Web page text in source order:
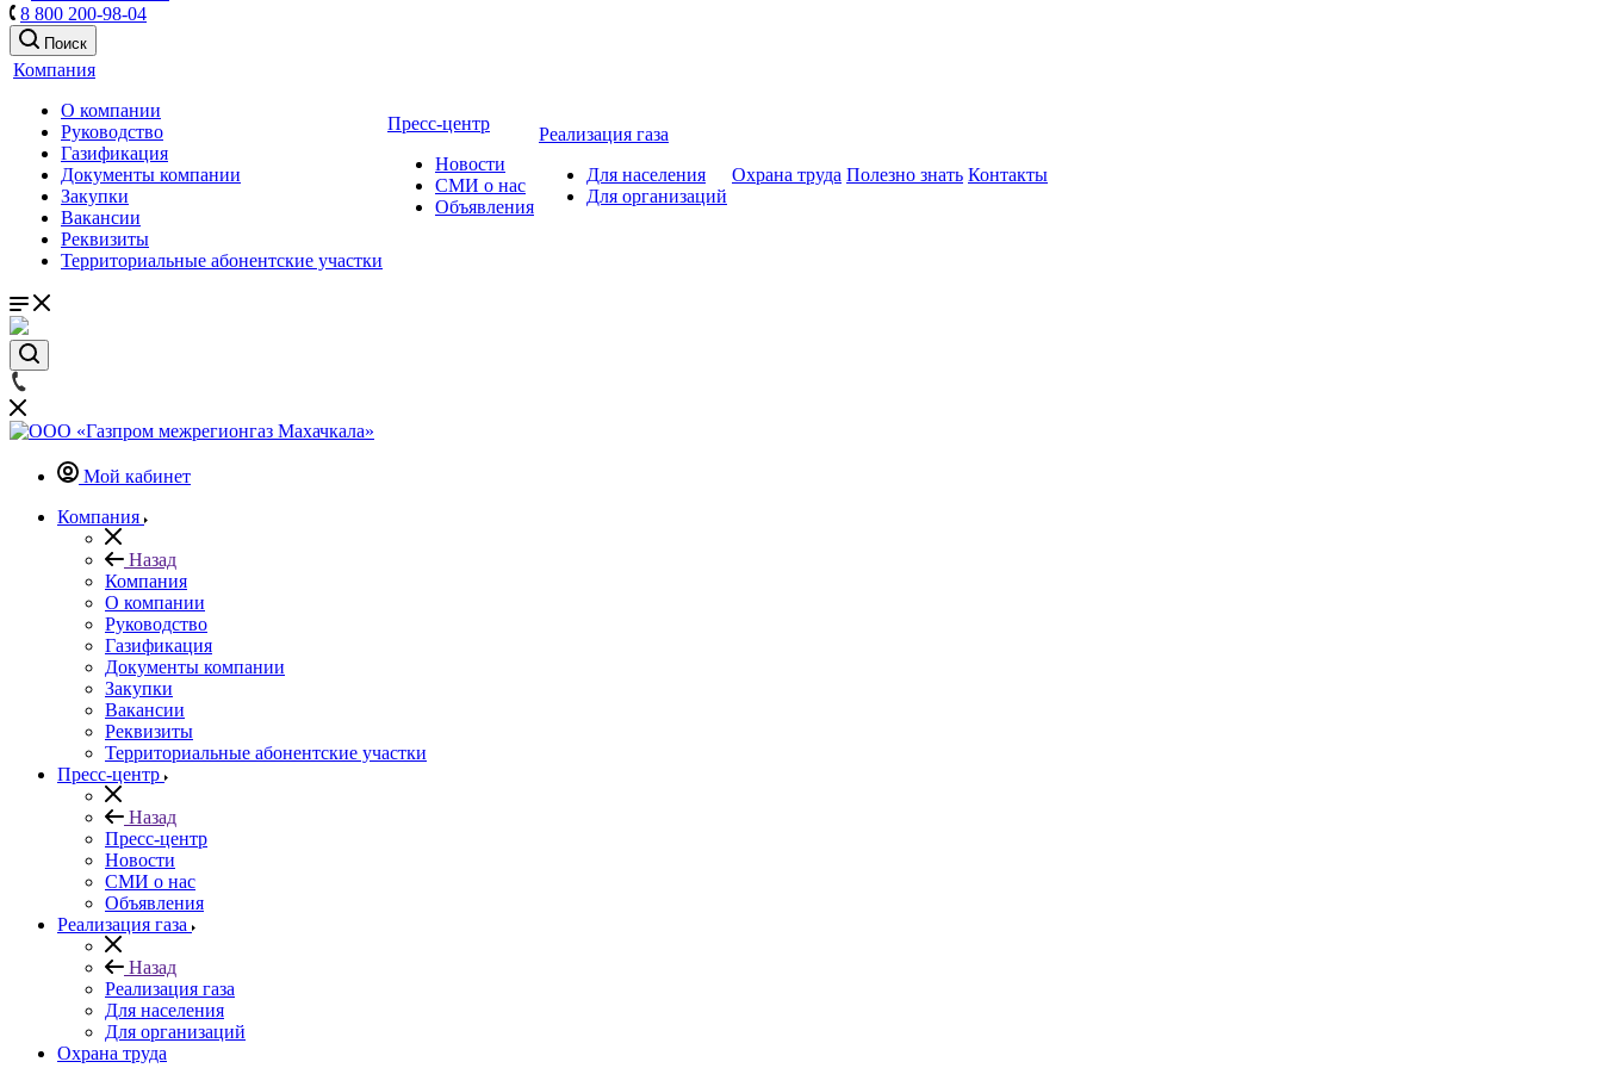
8 800 200-98-04
Поиск
Компания
О компании
Руководство
Газификация
Документы компании
Закупки
Вакансии
Реквизиты
Территориальные абонентские участки
Пресс-центр
Новости
СМИ о нас
Объявления
Реализация газа
Для населения
Для организаций
Охрана труда Полезно знать Контакты
Мой кабинет
Компания
Назад
Компания
О компании
Руководство
Газификация
Документы компании
Закупки
Вакансии
Реквизиты
Территориальные абонентские участки
Пресс-центр
Назад
Пресс-центр
Новости
СМИ о нас
Объявления
Реализация газа
Назад
Реализация газа
Для населения
Для организаций
Охрана труда